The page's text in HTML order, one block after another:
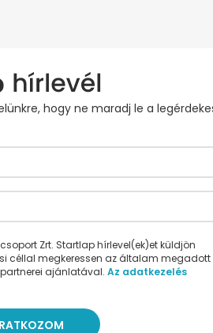
hogy ne maradj le a
Zrt. Startlap hírlevel(ek)et küldjön
céllal megkeressen az általam megadott
ajánlatával. Az adatkezelés